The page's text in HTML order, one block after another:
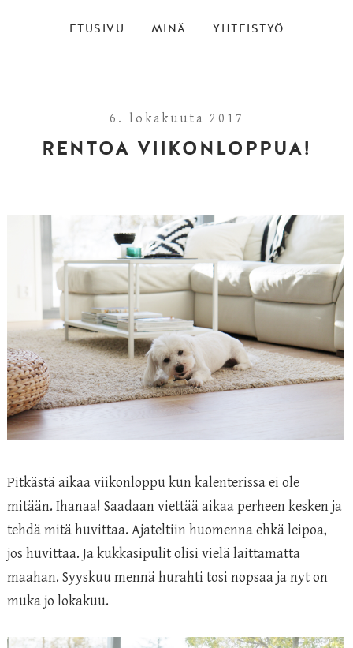
ETUSIVU MINÄ YHTEISTYÖ
6. lokakuuta 2017
RENTOA VIIKONLOPPUA!
Pitkästä aikaa viikonloppu kun kalenterissa ei ole
mitään. Ihanaa! Saadaan viettää aikaa perheen kesken ja
tehdä mitä huvittaa. Ajateltiin huomenna ehkä leipoa,
jos huvittaa. Ja kukkasipulit olisi vielä laittamatta
maahan. Syyskuu mennä hurahti tosi nopsaa ja nyt on
muka jo lokakuu.